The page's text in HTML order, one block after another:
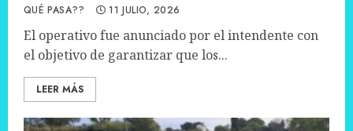
QUÉ PASA?? 11 JULIO, 2026
El operativo fue anunciado por el intendente con
el objetivo de garantizar que los...
LEER MÁS